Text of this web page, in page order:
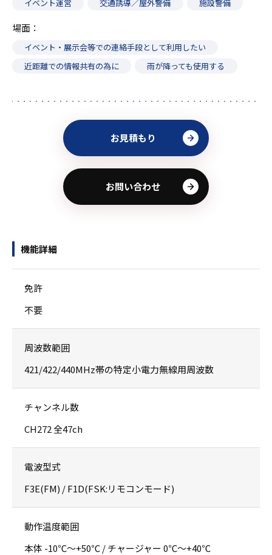
イベント運営 交通誘導／屋外警備 施設警備
場面
イベント・展示会等での連絡手段として利用したい
近距離での情報共有の為に
雨が降っても使用する
お見積もり
お問い合わせ
機能詳細
免許
不要
周波数範囲
421/422/440MHz帯の特定小電力無線用周波数
チャンネル数
CH272 全47ch
電波型式
F3E(FM) / F1D(FSK:リモコンモード)
動作温度範囲
本体 -10℃～+50℃ / チャージャー 0℃～+40℃